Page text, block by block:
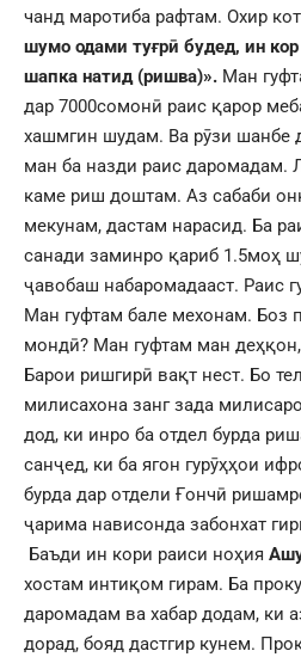
чанд маротиба рафтам. Охир
шумо одами туғрӣ будед, ин
шапка натид (ришва)». Ман
дар 7000сомонӣ раис қарор
хашмгин шудам. Ва рӯзи шанбе
ман ба назди раис даромадам.
каме риш доштам. Аз сабаби
мекунам, дастам нарасид. Ба
санади заминро қариб 1.5моҳ
ҷавобаш набаромадааст. Раис
Ман гуфтам бале мехонам. Боз
мондӣ? Ман гуфтам ман
Барои ришгирӣ вақт нест. Бо
милисахона занг зада
дод, ки инро ба отдел бурда
санҷед, ки ба ягон гурӯҳҳои
бурда дар отдели Ғончӣ
ҷарима нависонда забонхат
Баъди ин кори раиси ноҳия
хостам интиқом гирам. Ба
даромадам ва хабар додам, ки
дорад, бояд дастгир кунем.